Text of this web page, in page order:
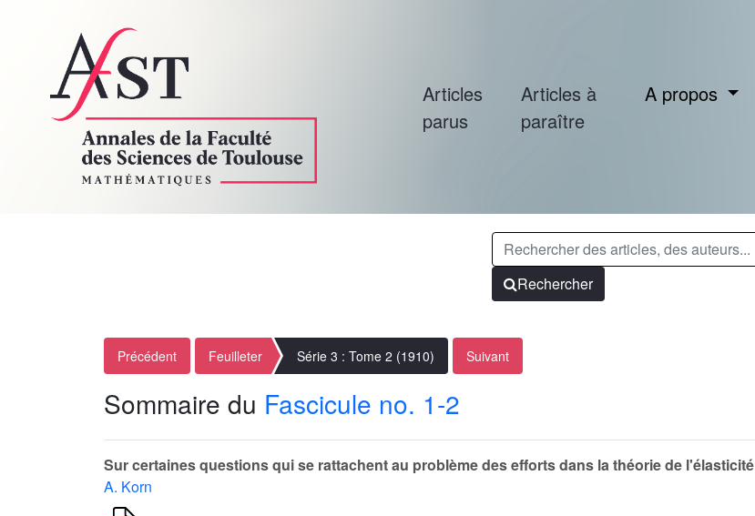
Articles
parus
Articles à
paraître
A propos
Rechercher
Précédent Feuilleter Série 3 : Tome 2 (1910) Suivant
Sommaire du Fascicule no. 1-2
Sur certaines questions qui se rattachent au problème des efforts dans la théorie de l'élasticité
A. Korn